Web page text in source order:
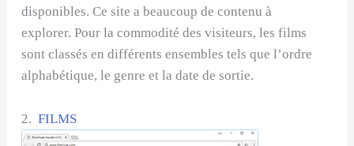
disponibles. Ce site a beaucoup de contenu à
explorer. Pour la commodité des visiteurs, les films
sont classés en différents ensembles tels que l’ordre
alphabétique, le genre et la date de sortie.
2. FILMS